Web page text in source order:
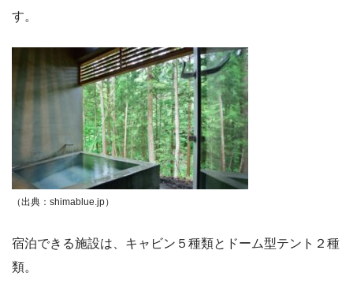
す。
（出典：shimablue.jp）
宿泊できる施設は、キャビン５種類とドーム型テント２種
類。